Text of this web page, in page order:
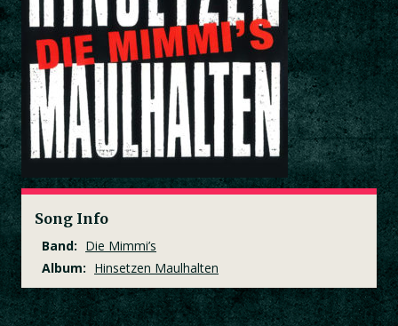
Song Info
Band: Die Mimmi’s
Album: Hinsetzen Maulhalten